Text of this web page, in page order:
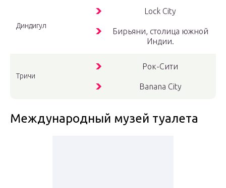
Диндигул
Lock City
Бирьяни, столица южной
Индии.
Тричи
Рок-Сити
Banana City
Международный музей туалета